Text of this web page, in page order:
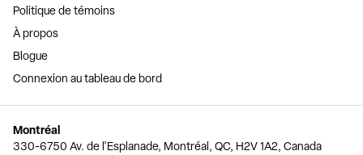
Politique de témoins
À propos
Blogue
Connexion au tableau de bord
Montréal
330-6750 Av. de l'Esplanade, Montréal, QC, H2V 1A2, Canada